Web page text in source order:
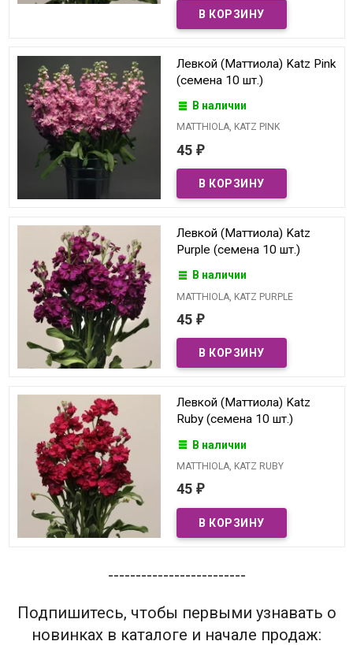
Левкой (Маттиола) Katz Pink
(семена 10 шт.)
В наличии
MATTHIOLA, KATZ PINK
45 ₽
Левкой (Маттиола) Katz
Purple (семена 10 шт.)
В наличии
MATTHIOLA, KATZ PURPLE
45 ₽
Левкой (Маттиола) Katz
Ruby (семена 10 шт.)
В наличии
MATTHIOLA, KATZ RUBY
45 ₽
-------------------------
Подпишитесь, чтобы первыми узнавать о
новинках в каталоге и начале продаж: